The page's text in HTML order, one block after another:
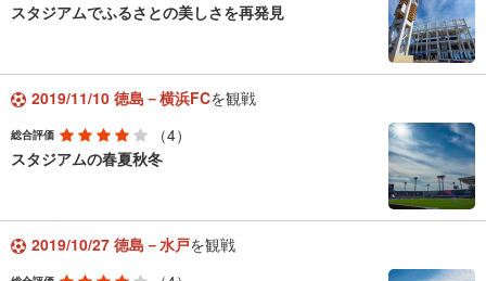
スタジアムでふるさとの美しさを再発見
2019/11/10 徳島－横浜FCを観戦
総合評価
（4）
スタジアムの春夏秋冬
2019/10/27 徳島－水戸を観戦